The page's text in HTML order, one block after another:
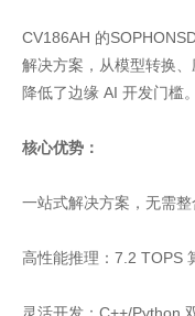
CV186AH 的
解决方案，从模型转换
降低了边缘 AI 开发门槛。
核心优势：
一站式解决方案，无需
高性能推理：7.2 TOPS
灵活开发：C++/Python